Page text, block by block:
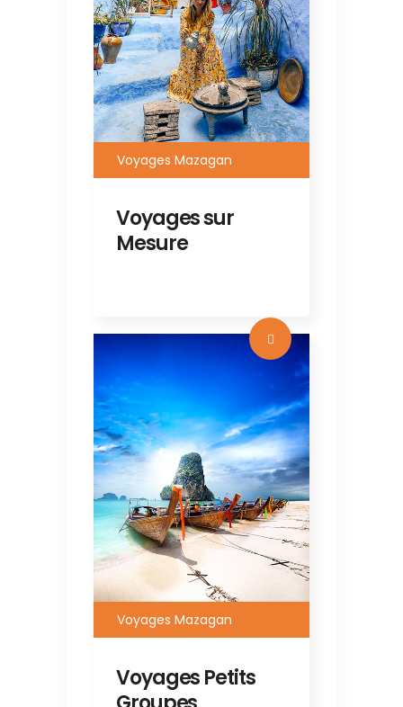
Voyages Mazagan
Voyages sur
Mesure
Voyages Mazagan
Voyages Petits